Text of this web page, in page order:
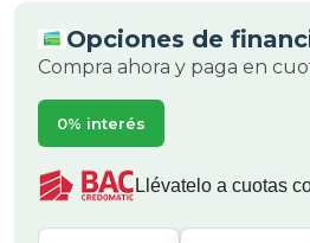
Opciones de
Compra ahora y paga en
0% interés
Llévatelo a cuotas